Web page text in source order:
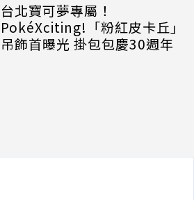
台北寶可夢專屬！
PokéXciting!「粉紅皮卡丘」
吊飾首曝光 掛包包慶30週年